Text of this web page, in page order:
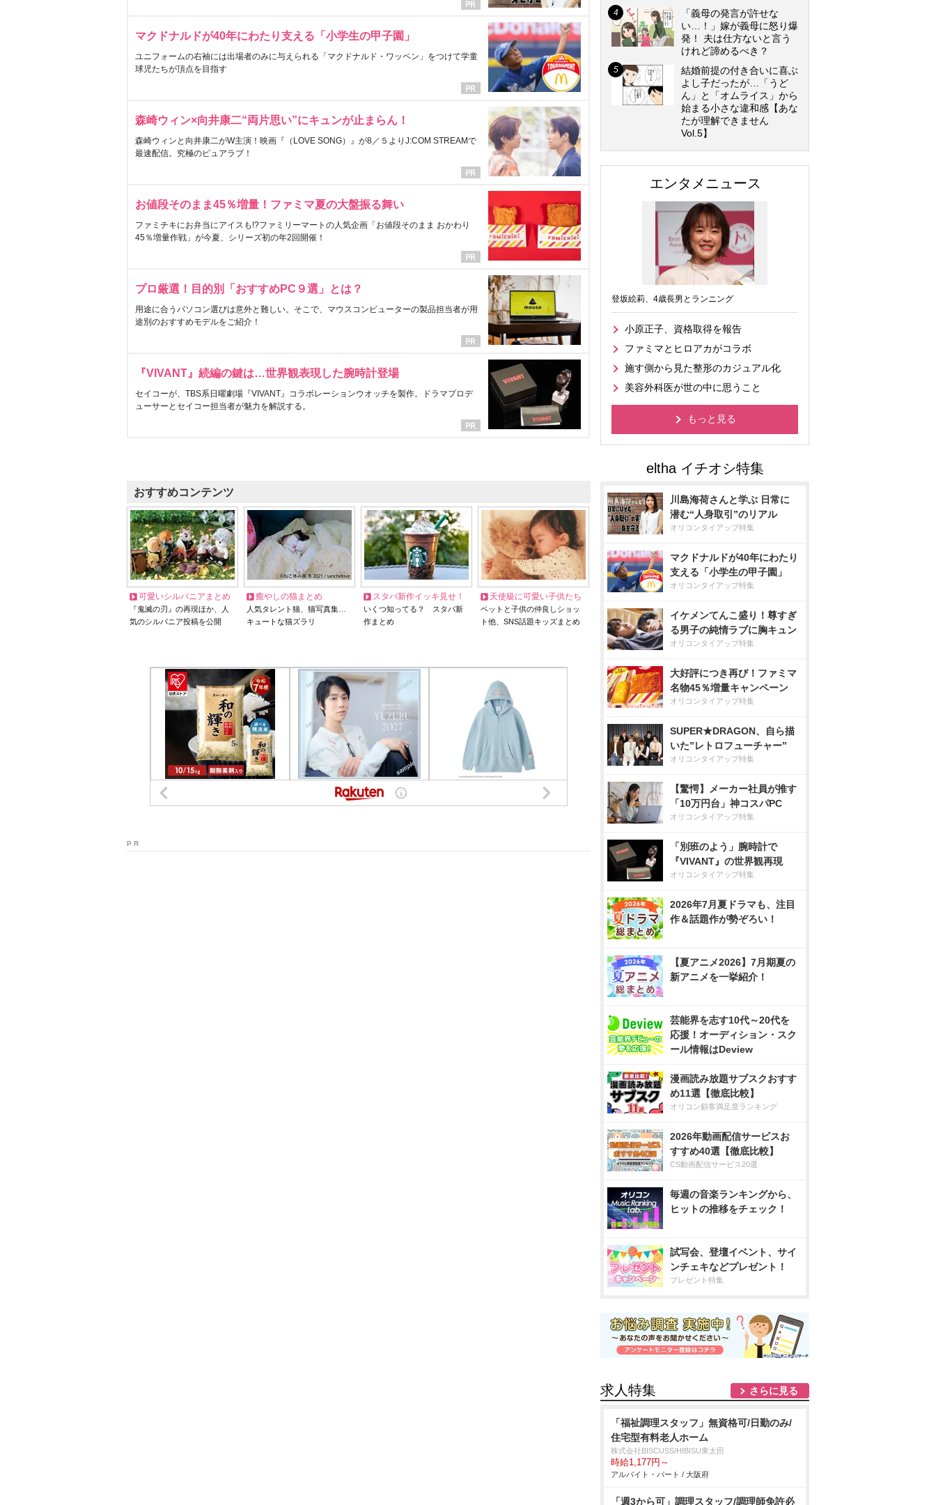
マクドナルドが40年にわたり支える「小学生の甲子園」
ユニフォームの右袖には出場者のみに与えられる「マクドナルド・ワッペン」をつけて学童
球児たちが頂点を目指す
森崎ウィン×向井康二“両片思い”にキュンが止まらん！
森崎ウィンと向井康二がW主演！映画『（LOVE SONG）』が8／５よりJ:COM STREAMで
最速配信。究極のピュアラブ！
お値段そのまま45％増量！ファミマ夏の大盤振る舞い
ファミチキにお弁当にアイスも!?ファミリーマートの人気企画「お値段そのまま おかわり
45％増量作戦」が今夏、シリーズ初の年2回開催！
プロ厳選！目的別「おすすめPC９選」とは？
用途に合うパソコン選びは意外と難しい。そこで、マウスコンピューターの製品担当者が用
途別のおすすめモデルをご紹介！
『VIVANT』続編の鍵は…世界観表現した腕時計登場
セイコーが、TBS系日曜劇場『VIVANT』コラボレーションウオッチを製作。ドラマプロデ
ューサーとセイコー担当者が魅力を解説する。
おすすめコンテンツ
可愛いシルバニアまとめ
『鬼滅の刃』の再現ほか、人
気のシルバニア投稿を公開
癒やしの猫まとめ
人気タレント猫、猫写真集…
キュートな猫ズラリ
スタバ新作イッキ見せ！
いくつ知ってる？ スタバ新
作まとめ
天使級に可愛い子供たち
ペットと子供の仲良しショッ
ト他、SNS話題キッズまとめ
P R
「義母の発言が許せな
い…！」嫁が義母に怒り爆
発！ 夫は仕方ないと言う
けれど諦めるべき？
結婚前提の付き合いに喜ぶ
よし子だったが…「うど
ん」と「オムライス」から
始まる小さな違和感【あな
たが理解できません
Vol.5】
エンタメニュース
登坂絵莉、4歳長男とランニング
小原正子、資格取得を報告
ファミマとヒロアカがコラボ
施す側から見た整形のカジュアル化
美容外科医が世の中に思うこと
もっと見る
川島海荷さんと学ぶ 日常に
潜む“人身取引”のリアル
オリコンタイアップ特集
マクドナルドが40年にわたり
支える「小学生の甲子園」
オリコンタイアップ特集
イケメンてんこ盛り！尊すぎ
る男子の純情ラブに胸キュン
オリコンタイアップ特集
大好評につき再び！ファミマ
名物45％増量キャンペーン
オリコンタイアップ特集
SUPER★DRAGON、自ら描
いた”レトロフューチャー”
オリコンタイアップ特集
【驚愕】メーカー社員が推す
「10万円台」神コスパPC
オリコンタイアップ特集
「別班のよう」腕時計で
『VIVANT』の世界観再現
オリコンタイアップ特集
2026年7月夏ドラマも、注目
作＆話題作が勢ぞろい！
【夏アニメ2026】7月期夏の
新アニメを一挙紹介！
芸能界を志す10代～20代を
応援！オーディション・スク
ール情報はDeview
漫画読み放題サブスクおすす
め11選【徹底比較】
オリコン顧客満足度ランキング
2026年動画配信サービスお
すすめ40選【徹底比較】
CS動画配信サービス20選
毎週の音楽ランキングから、
ヒットの推移をチェック！
試写会、登壇イベント、サイ
ンチェキなどプレゼント！
プレゼント特集
求人特集 さらに見る
「福祉調理スタッフ」無資格可/日勤のみ/
住宅型有料老人ホーム
株式会社BISCUSS/HIBISU東太田
時給1,177円～
アルバイト・パート / 大阪府
「週3から可」調理スタッフ/調理師免許必